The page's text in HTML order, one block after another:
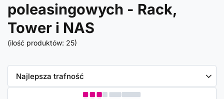
poleasingowych - Rack,
Tower i NAS
(ilość produktów: 25)
Zmień sortowanie
Najlepsza trafność